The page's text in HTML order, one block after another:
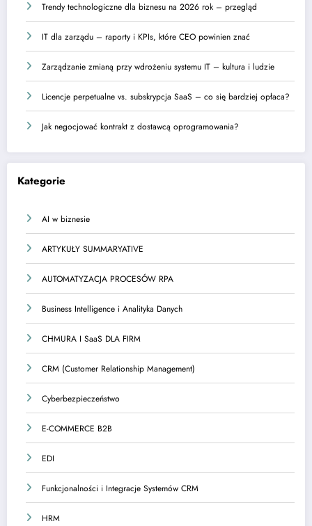
Trendy technologiczne dla biznesu na 2026 rok – przegląd
IT dla zarządu – raporty i KPIs, które CEO powinien znać
Zarządzanie zmianą przy wdrożeniu systemu IT – kultura i ludzie
Licencje perpetualne vs. subskrypcja SaaS – co się bardziej opłaca?
Jak negocjować kontrakt z dostawcą oprogramowania?
Kategorie
AI w biznesie
ARTYKUŁY SUMMARYATIVE
AUTOMATYZACJA PROCESÓW RPA
Business Intelligence i Analityka Danych
CHMURA I SaaS DLA FIRM
CRM (Customer Relationship Management)
Cyberbezpieczeństwo
E-COMMERCE B2B
EDI
Funkcjonalności i Integracje Systemów CRM
HRM